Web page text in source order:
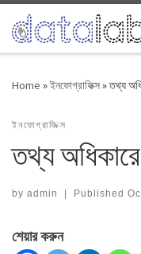
Skip to content
Home »ইনফোগ্রাফিক্স»তথ্য
ইনফোগ্রাফিক্স
তথ্য
by admin | Published
শেয়ার করুন